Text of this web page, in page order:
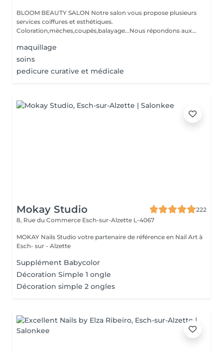
BLOOM BEAUTY SALON Notre salon vous propose plusieurs
services coiffures et esthétiques.
Coloration,mèches,coupés,balayage...Nous répondons aux
maquillage
soins
pedicure curative et médicale
Mokay Studio
222
8, Rue du Commerce Esch-sur-Alzette L-4067
MOKAY Nails Studio votre partenaire de référence en Nail Art à
Esch- sur - Alzette
Supplément Babycolor
Décoration Simple 1 ongle
Décoration simple 2 ongles